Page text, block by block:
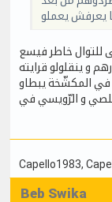
للتوال خاطر فيسع
و ينقلولو قرايته
في المكشّخة يبطاو
Capello1983,
Beb Swika